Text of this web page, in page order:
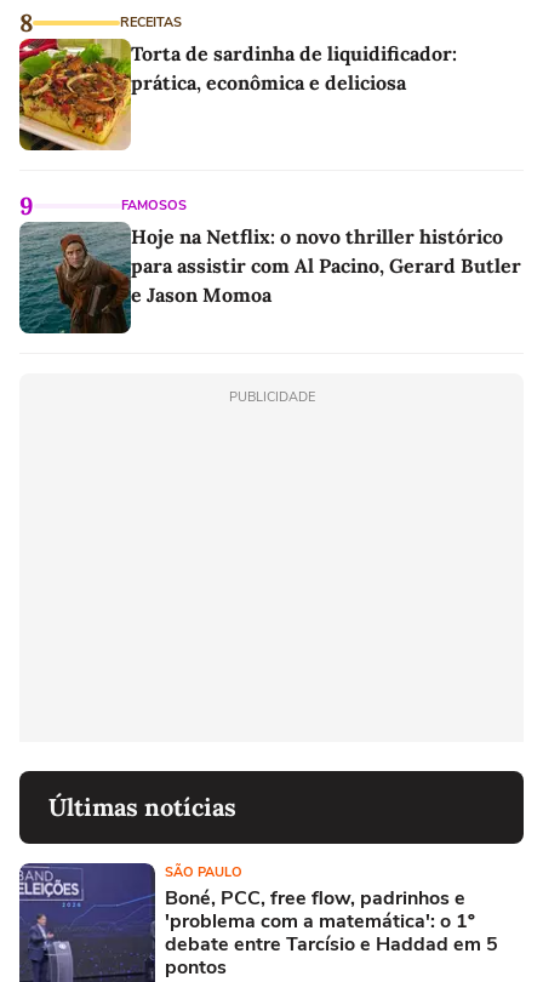
8 RECEITAS
Torta de sardinha de liquidificador:
prática, econômica e deliciosa
9 FAMOSOS
Hoje na Netflix: o novo thriller histórico
para assistir com Al Pacino, Gerard Butler
e Jason Momoa
PUBLICIDADE
Últimas notícias
SÃO PAULO
Boné, PCC, free flow, padrinhos e
'problema com a matemática': o 1º
debate entre Tarcísio e Haddad em 5
pontos